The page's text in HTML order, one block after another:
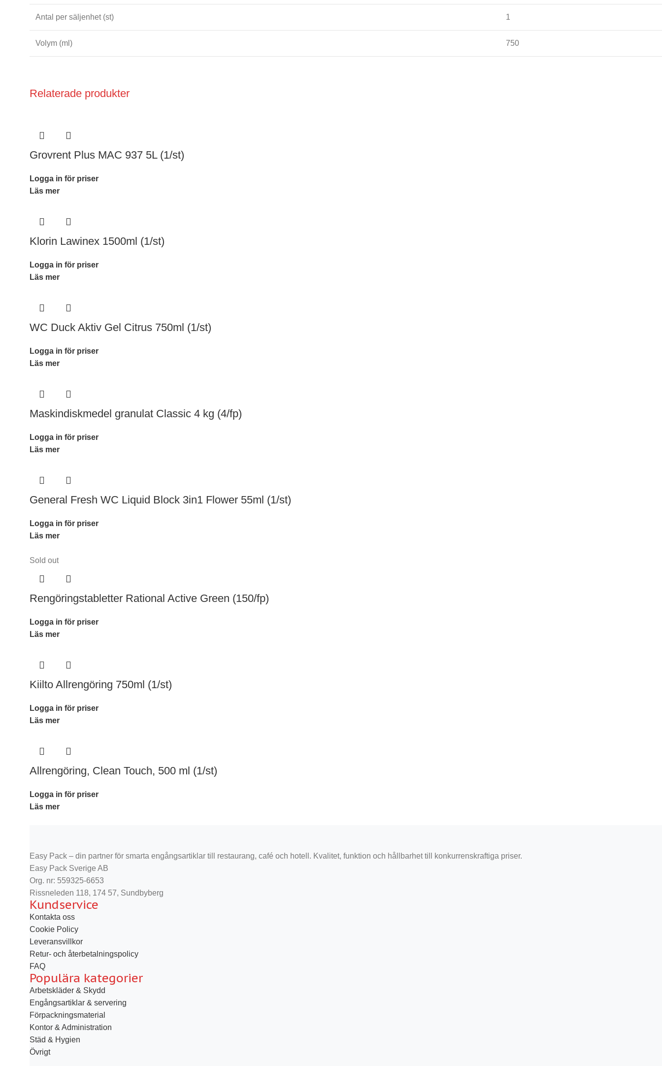
Antal per säljenhet (st) 1
Volym (ml) 750
Relaterade produkter
Grovrent Plus MAC 937 5L (1/st)
Logga in för priser
Läs mer
Klorin Lawinex 1500ml (1/st)
Logga in för priser
Läs mer
WC Duck Aktiv Gel Citrus 750ml (1/st)
Logga in för priser
Läs mer
Maskindiskmedel granulat Classic 4 kg (4/fp)
Logga in för priser
Läs mer
General Fresh WC Liquid Block 3in1 Flower 55ml (1/st)
Logga in för priser
Läs mer
Sold out
Rengöringstabletter Rational Active Green (150/fp)
Logga in för priser
Läs mer
Kiilto Allrengöring 750ml (1/st)
Logga in för priser
Läs mer
Allrengöring, Clean Touch, 500 ml (1/st)
Logga in för priser
Läs mer
Easy Pack – din partner för smarta engångsartiklar till restaurang, café och hotell. Kvalitet, funktion och hållbarhet till konkurrenskraftiga priser.
Easy Pack Sverige AB
Org. nr: 559325-6653
Rissneleden 118, 174 57, Sundbyberg
Kundservice
Kontakta oss
Cookie Policy
Leveransvillkor
Retur- och återbetalningspolicy
FAQ
Populära kategorier
Arbetskläder & Skydd
Engångsartiklar & servering
Förpackningsmaterial
Kontor & Administration
Städ & Hygien
Övrigt